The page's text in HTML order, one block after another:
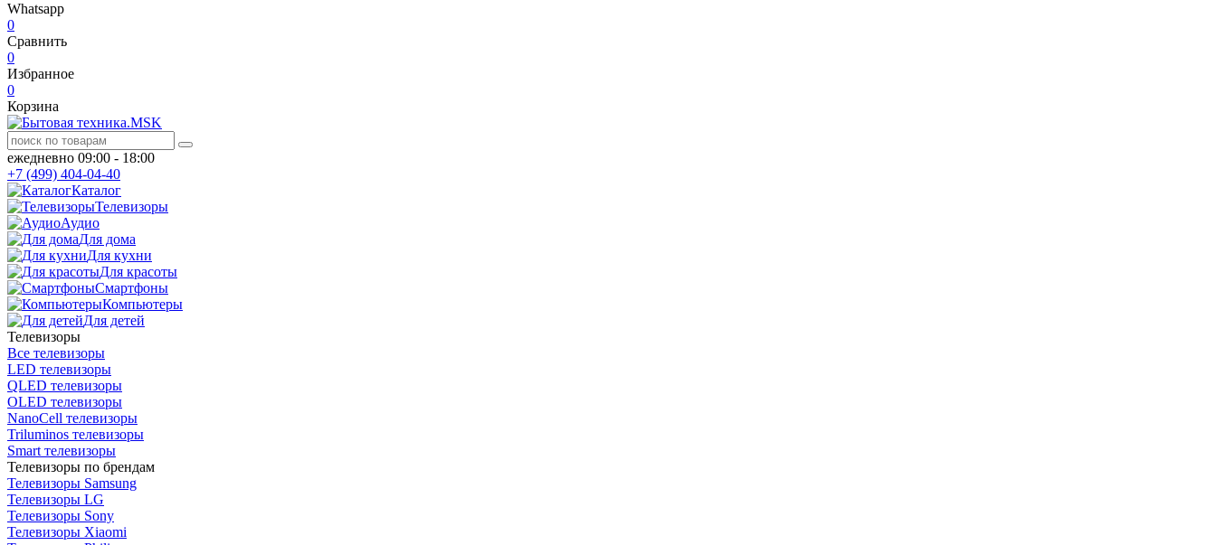
Whatsapp
0
Сравнить
0
Избранное
0
Корзина
ежедневно 09:00 - 18:00
+7 (499) 404-04-40
Каталог
Телевизоры
Аудио
Для дома
Для кухни
Для красоты
Смартфоны
Компьютеры
Для детей
Телевизоры
Все телевизоры
LED телевизоры
QLED телевизоры
OLED телевизоры
NanoCell телевизоры
Triluminos телевизоры
Smart телевизоры
Телевизоры по брендам
Телевизоры Samsung
Телевизоры LG
Телевизоры Sony
Телевизоры Xiaomi